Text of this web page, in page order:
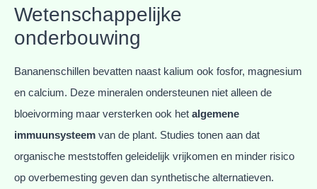
Wetenschappelijke
onderbouwing
Bananenschillen bevatten naast kalium ook fosfor, magnesium
en calcium. Deze mineralen ondersteunen niet alleen de
bloeivorming maar versterken ook het algemene
immuunsysteem van de plant. Studies tonen aan dat
organische meststoffen geleidelijk vrijkomen en minder risico
op overbemesting geven dan synthetische alternatieven.